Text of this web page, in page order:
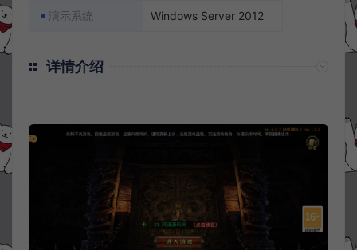
演示系统 Windows Server 2012
详情介绍